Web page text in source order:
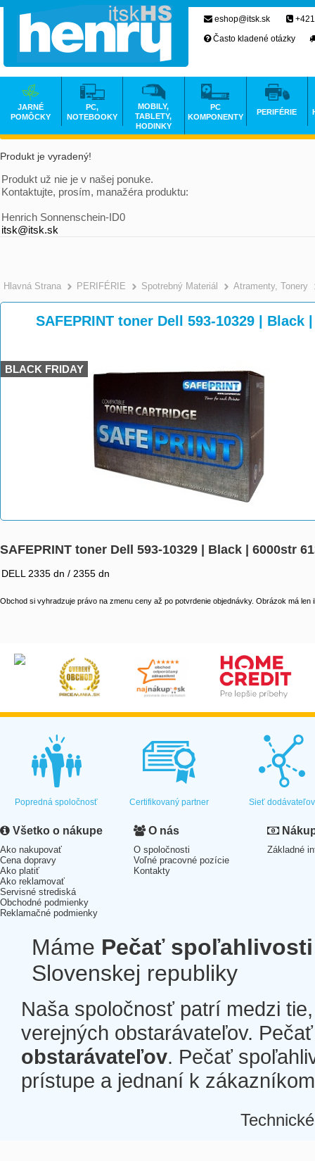
Produkt je vyradený!
Produkt už nie je v našej ponuke.
Kontaktujte, prosím, manažéra produktu:
Henrich Sonnenschein-ID0
itsk@itsk.sk
Hlavná Strana >
PERIFÉRIE >
Spotrebný Materiál >
Atramenty, Tonery
SAFEPRINT toner Dell 593-10329 | Black
BLACK FRIDAY
SAFEPRINT toner Dell 593-10329 | Black | 6000str
DELL 2335 dn / 2355 dn
Obchod si vyhradzuje právo na zmenu ceny až po potvrdenie objednávky. Obrázok má len
eshop@itsk.sk
Často kladené otázky
JARNÉ
POMÔCKY
PC,
NOTEBOOKY
MOBILY,
TABLETY,
HODINKY
PC
KOMPONENTY
PERIFÉRIE
Popredná spoločnosť Certifikovaný partner Sieť dodávateľov
Všetko o nákupe
Ako nakupovať
Cena dopravy
Ako platiť
Ako reklamovať
Servisné strediská
Obchodné podmienky
Reklamačné podmienky
O nás
O spoločnosti
Voľné pracovné pozície
Kontakty
Základné
Máme Pečať spoľahlivosti
Slovenskej republiky
Naša spoločnosť patrí medzi
verejných obstarávateľov.
obstarávateľov. Pečať
prístupe a jednaní k